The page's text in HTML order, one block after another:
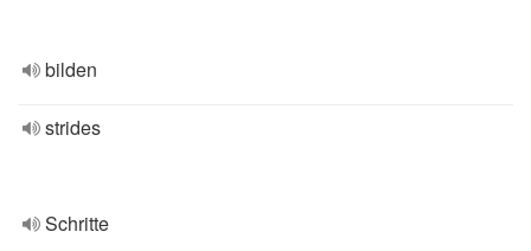
bilden
strides
Schritte